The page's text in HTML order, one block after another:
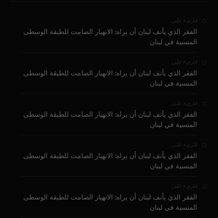
قارىء على
الفقر الذي يأنف لبنان أن يراه: الانهيار الصامت للطبقة الوسطى
المنسية في لبنان
قارىء على
الفقر الذي يأنف لبنان أن يراه: الانهيار الصامت للطبقة الوسطى
المنسية في لبنان
قارىء على
الفقر الذي يأنف لبنان أن يراه: الانهيار الصامت للطبقة الوسطى
المنسية في لبنان
قارىء على
الفقر الذي يأنف لبنان أن يراه: الانهيار الصامت للطبقة الوسطى
المنسية في لبنان
قارىء على
الفقر الذي يأنف لبنان أن يراه: الانهيار الصامت للطبقة الوسطى
المنسية في لبنان